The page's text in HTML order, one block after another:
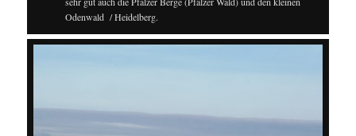
Odenwald / Heidelberg.